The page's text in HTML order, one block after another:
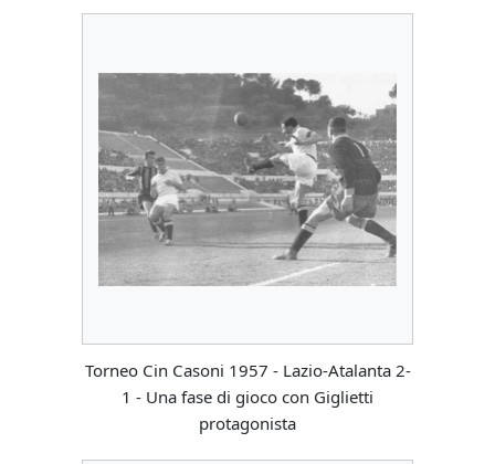
Torneo Cin Casoni 1957 - Lazio-Atalanta 2-
1 - Una fase di gioco con Giglietti
protagonista